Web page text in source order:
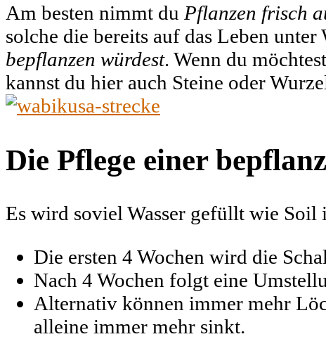
Am besten nimmt du Pflanzen frisch
solche die bereits auf das Leben
bepflanzen würdest. Wenn du
kannst du hier auch Steine oder
Die Pflege einer
Es wird soviel Wasser gefüllt wie Soil
Die ersten 4 Wochen wird die
Nach 4 Wochen folgt eine
Alternativ können immer mehr
alleine immer mehr sinkt.